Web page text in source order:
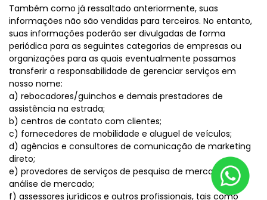
Também como já ressaltado anteriormente, suas
informações não são vendidas para terceiros. No entanto,
suas informações poderão ser divulgadas de forma
periódica para as seguintes categorias de empresas ou
organizações para as quais eventualmente possamos
transferir a responsabilidade de gerenciar serviços em
nosso nome:
a) rebocadores/guinchos e demais prestadores de
assistência na estrada;
b) centros de contato com clientes;
c) fornecedores de mobilidade e aluguel de veículos;
d) agências e consultores de comunicação de marketing
direto;
e) provedores de serviços de pesquisa de mercado e
análise de mercado;
f) assessores jurídicos e outros profissionais, tais como